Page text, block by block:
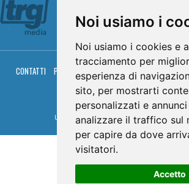
Noi usiamo i
Noi usiamo i cookies e
tracciamento per
esperienza di
sito, per mostrarti
personalizzati e
analizzare il traffico sul
per capire da dove
visitatori.
Accetto
CONTATTI PRIVACY COOKIES PALINSESTO
RGM HITRADIO
© TRG Media 2005-2026
Umbria Televisioni s.r.l. - P.I.00496230541 -